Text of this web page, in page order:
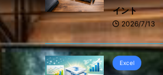
イント
2026/7/13
Excel